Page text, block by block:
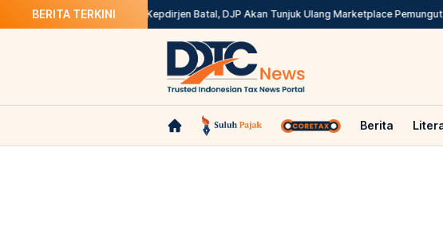
BERITA TERKINI
di Coretax? Ini Solusinya Kepdirjen Batal, DJP Akan Tunjuk Ulang Marketplace Pemungut
Berita